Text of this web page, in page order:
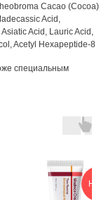
Cacao (Cocoa)
Acid,
Acid, Lauric Acid,
Acetyl Hexapeptide-8
специальным